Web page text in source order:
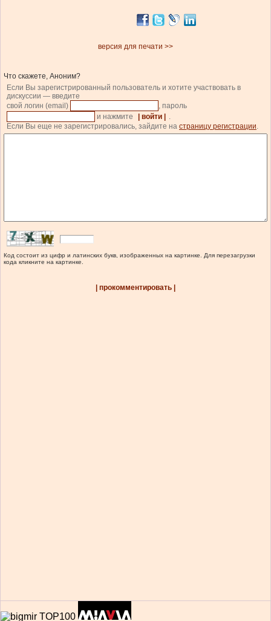
версия для печати >>
Что скажете, Аноним?
Если Вы зарегистрированный пользователь и хотите участвовать в
дискуссии — введите
свой логин (email)
, пароль
и нажмите
| войти |
.
Если Вы еще не зарегистрировались, зайдите на страницу регистрации.
Код состоит из цифр и латинских букв, изображенных на картинке. Для перезагрузки
кода кликните на картинке.
| прокомментировать |